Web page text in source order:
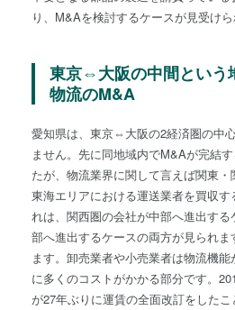
り、M&Aを検討するケースが見受けら
東京⇔大阪の中間という
物流のM&A
愛知県は、東京⇔大阪の2経済圏の中
ません。先に同地域内でM&Aが完結
たが、物流業界に関して言えば関東・
東海エリアにおける運送業者を買収す
れは、関西圏の会社が中部へ進出す
部へ進出するケースの両方が見られま
ます。卸売業者や小売業者は物流機
に多くのコストがかかる部分です。
が27年ぶりに運賃の全面改訂をした